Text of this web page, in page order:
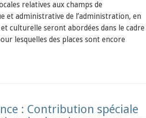
relatives aux champs de
et administrative de l’administration, en
culturelle seront abordées dans le cadre
lesquelles des places sont encore
: Contribution spéciale